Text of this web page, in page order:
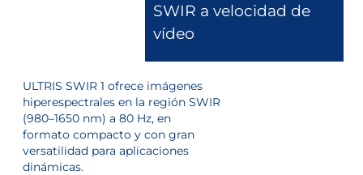
SWIR a velocidad de
vídeo
ULTRIS SWIR 1 ofrece imágenes
hiperespectrales en la región SWIR
(980–1650 nm) a 80 Hz, en
formato compacto y con gran
versatilidad para aplicaciones
dinámicas.